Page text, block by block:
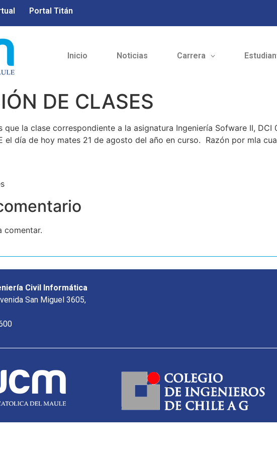
Portal Titán
Inicio Noticias Carrera
DE CLASES
que la clase correspondiente a la asignatura Ingeniería Sofware II,
el día de hoy mates 21 de agosto del año en curso. Razón por mla
comentar.
Civil Informática
San Miguel 3605,